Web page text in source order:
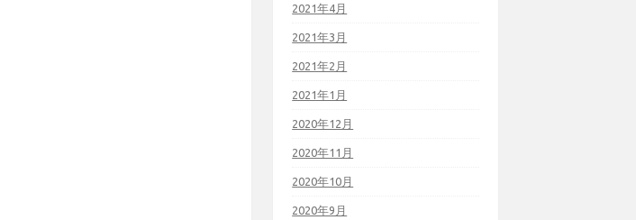
2021年4月
2021年3月
2021年2月
2021年1月
2020年12月
2020年11月
2020年10月
2020年9月